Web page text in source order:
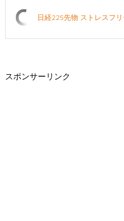
日経225先物 ストレスフ
スポンサーリンク